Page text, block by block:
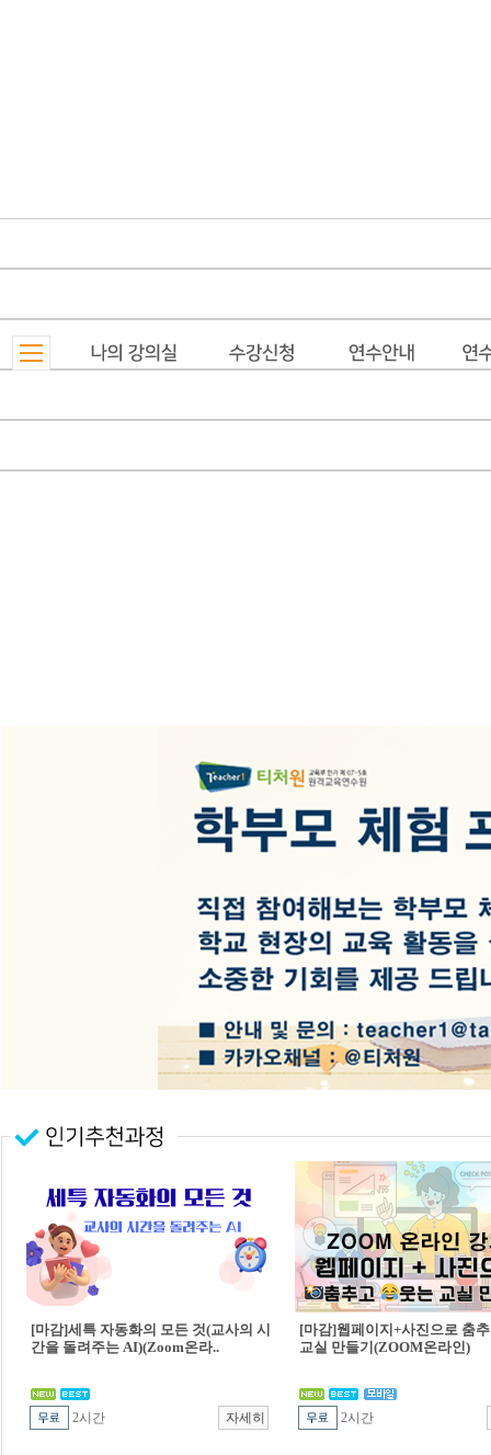
[마감]세특 자동화의 모든 것(교사의 시
간을 돌려주는 AI)(Zoom온라..
2시간
[마감]웹페이지+사진으로 춤
교실 만들기(ZOOM온라인)
2시간